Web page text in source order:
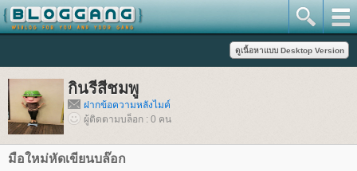
กินรีสีชมพู
ฝากข้อความหลังไมค์
ผู้ติดตามบล็อก : 0 คน
มือใหม่หัดเขียนบล๊อก